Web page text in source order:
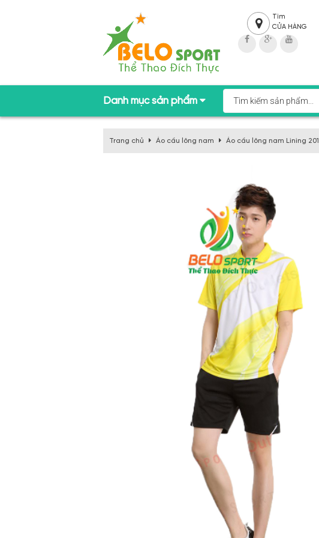
Tìm
CỬA HÀNG
Danh mục sản phẩm
Trang chủ Áo cầu lông nam Áo cầu lông nam Lining